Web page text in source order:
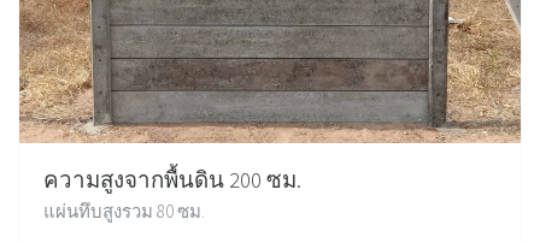
ความสูงจากพื้นดิน 200 ซม.
แผ่นทึบสูงรวม 80 ซม.